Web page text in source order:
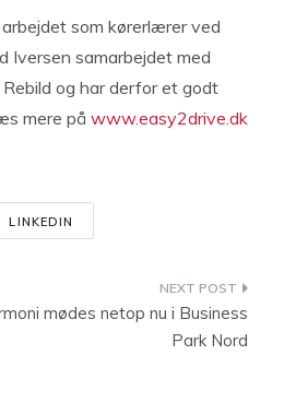
som kørerlærer ved
Iversen samarbejdet med
og har derfor et godt
mere på www.easy2drive.dk
LINKEDIN
mødes netop nu i Business
Park Nord